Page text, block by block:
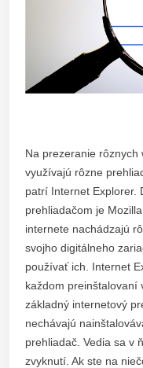
Na prezeranie rôznych
využívajú rôzne
patrí Internet Explorer.
prehliadačom je
internete nachádzajú
svojho digitálneho
používať ich. Internet
každom preinštalovaní
základný internetový
nechávajú
prehliadač. Vedia sa v
zvyknutí. Ak ste na